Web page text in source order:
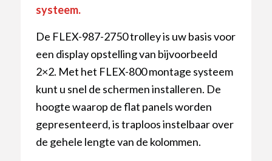
systeem.
De FLEX-987-2750 trolley is uw basis voor
een display opstelling van bijvoorbeeld
2×2. Met het FLEX-800 montage systeem
kunt u snel de schermen installeren. De
hoogte waarop de flat panels worden
gepresenteerd, is traploos instelbaar over
de gehele lengte van de kolommen.